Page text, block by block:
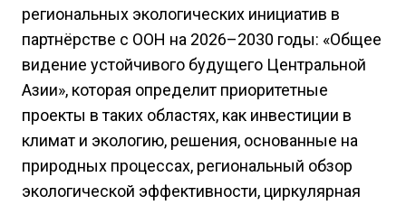
региональных экологических инициатив в
партнёрстве с ООН на 2026–2030 годы: «Общее
видение устойчивого будущего Центральной
Азии», которая определит приоритетные
проекты в таких областях, как инвестиции в
климат и экологию, решения, основанные на
природных процессах, региональный обзор
экологической эффективности, циркулярная